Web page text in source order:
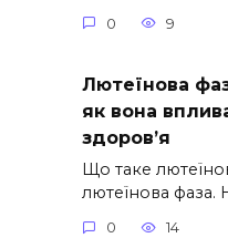
0 9
Лютеїнова
як вона
здоров’я
Що таке
лютеїнова фаза.
0 14